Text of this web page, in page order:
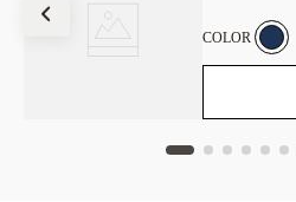
COLOR